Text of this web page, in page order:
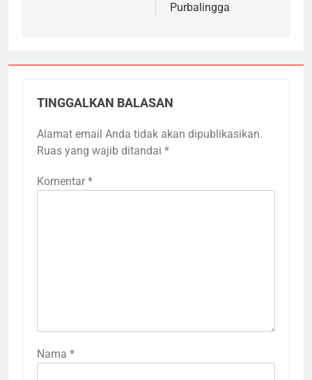
Purbalingga
TINGGALKAN BALASAN
Alamat email Anda tidak akan dipublikasikan.
Ruas yang wajib ditandai *
Komentar *
Nama *